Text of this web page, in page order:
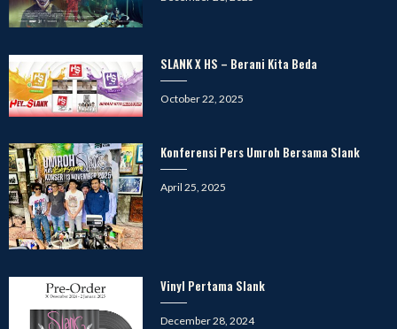
SLANK X HS – Berani Kita Beda
Posted
October 22, 2025
Konferensi Pers Umroh Bersama Slank
Posted
April 25, 2025
Vinyl Pertama Slank
Posted
December 28, 2024